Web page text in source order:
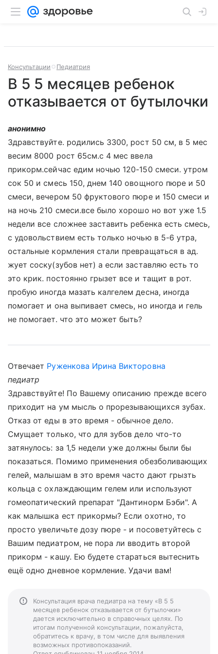
Консультации Педиатрия
В 5 5 месяцев ребенок
отказывается от бутылочки
анонимно
Здравствуйте. родились 3300, рост 50 см, в 5 мес
весим 8000 рост 65см.с 4 мес ввела
прикорм.сейчас едим ночью 120-150 смеси. утром
сок 50 и смесь 150, днем 140 овощного пюре и 50
смеси, вечером 50 фруктового пюре и 150 смеси и
на ночь 210 смеси.все было хорошо но вот уже 1.5
недели все сложнее заставить ребенка есть смесь,
с удовольствием есть только ночью в 5-6 утра,
остальные кормления стали превращаться в ад.
жует соску(зубов нет) а если заставляю есть то
это крик. постоянно грызет все и тащит в рот.
пробую иногда мазать калгелем десна, иногда
помогает и она выпивает смесь, но иногда и гель
не помогает. что это может быть?
Отвечает Руженкова Ирина Викторовна
педиатр
Здравствуйте! По Вашему описанию прежде всего
приходит на ум мысль о прорезывающихся зубах.
Отказ от еды в это время - обычное дело.
Смущает только, что для зубов дело что-то
затянулось: за 1,5 недели уже должны были бы
показаться. Помимо применения обезболивающих
гелей, малышам в это время часто дают грызть
кольца с охлаждающим гелем или используют
гомеопатический препарат "Дантинорм Бэби". А
как малышка ест прикормы? Если охотно, то
просто увеличьте дозу пюре - и посоветуйтесь с
Вашим педиатром, не пора ли вводить второй
прикорм - кашу. Ею будете стараться вытеснить
ещё одно дневное кормление. Удачи вам!
Консультация врача педиатра на тему «В 5 5
месяцев ребенок отказывается от бутылочки»
дается исключительно в справочных целях. По
итогам полученной консультации, пожалуйста,
обратитесь к врачу, в том числе для выявления
возможных противопоказаний.